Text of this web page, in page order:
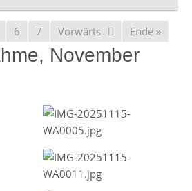
6 7 Vorwärts Ende »
November